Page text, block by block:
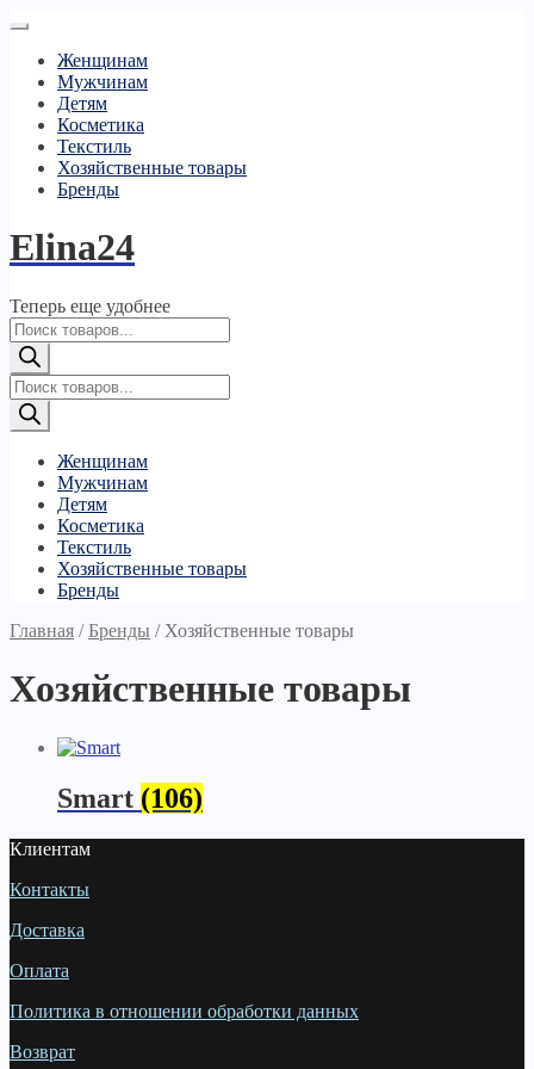
Женщинам
Мужчинам
Детям
Косметика
Текстиль
Хозяйственные товары
Бренды
Elina24
Теперь еще удобнее
Поиск
товаров
Поиск
товаров
Женщинам
Мужчинам
Детям
Косметика
Текстиль
Хозяйственные товары
Бренды
Главная /Бренды / Хозяйственные товары
Хозяйственные товары
Smart (106)
Клиентам
Контакты
Доставка
Оплата
Политика в отношении обработки данных
Возврат